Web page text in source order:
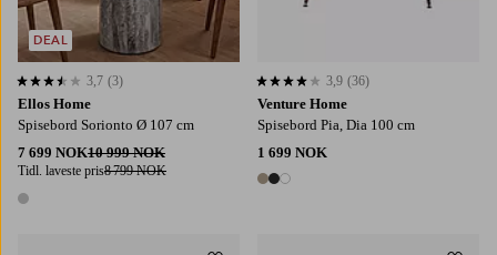
Ellos Home
Spisebord Sorionto Ø 107 cm
7 699 NOK10 999 NOK
Tidl. laveste pris8 799 NOK
1 farge
3,7 basert på 3 karaktergivninger
3,7 (3)
DEAL
Venture Home
Spisebord Pia, Dia 100 cm
1 699 NOK
3 farger
3,9 basert på 36 karaktergivninger
3,9 (36)